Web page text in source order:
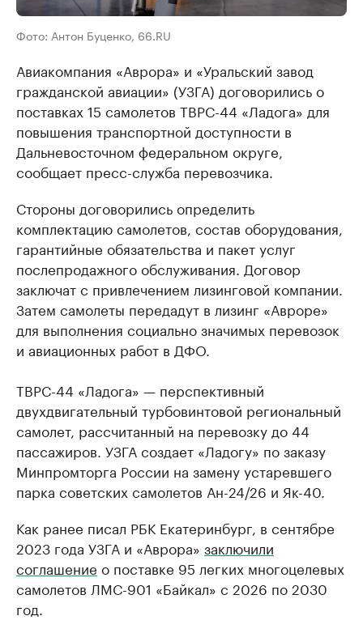
Фото: Антон Буценко, 66.RU
Авиакомпания «Аврора» и «Уральский завод
гражданской авиации» (УЗГА) договорились о
поставках 15 самолетов ТВРС-44 «Ладога» для
повышения транспортной доступности в
Дальневосточном федеральном округе,
сообщает пресс-служба перевозчика.
Стороны договорились определить
комплектацию самолетов, состав оборудования,
гарантийные обязательства и пакет услуг
послепродажного обслуживания. Договор
заключат с привлечением лизинговой компании.
Затем самолеты передадут в лизинг «Авроре»
для выполнения социально значимых перевозок
и авиационных работ в ДФО.
ТВРС-44 «Ладога» — перспективный
двухдвигательный турбовинтовой региональный
самолет, рассчитанный на перевозку до 44
пассажиров. УЗГА создает «Ладогу» по заказу
Минпромторга России на замену устаревшего
парка советских самолетов Ан-24/26 и Як-40.
Как ранее писал РБК Екатеринбург, в сентябре
2023 года УЗГА и «Аврора» заключили
соглашение о поставке 95 легких многоцелевых
самолетов ЛМС-901 «Байкал» с 2026 по 2030
год.